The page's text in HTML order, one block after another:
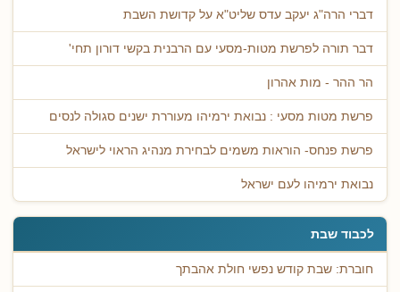
דברי הרה"ג יעקב עדס שליט"א על קדושת השבת
דבר תורה לפרשת מטות-מסעי עם הרבנית בקשי דורון תחי'
הר ההר - מות אהרון
פרשת מטות מסעי : נבואת ירמיהו מעוררת ישנים סגולה לנסים
פרשת פנחס- הוראות משמים לבחירת מנהיג הראוי לישראל
נבואת ירמיהו לעם ישראל
לכבוד שבת
חוברת: שבת קודש נפשי חולת אהבתך